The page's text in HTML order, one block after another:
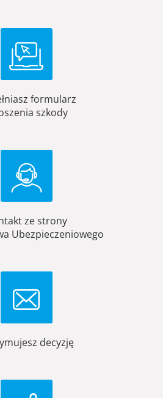
formularz
szkody
ze strony
Ubezpieczeniowego
decyzję